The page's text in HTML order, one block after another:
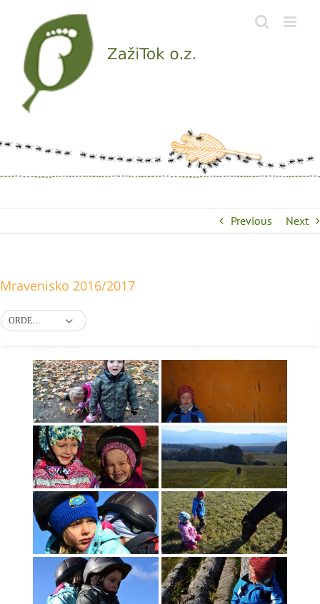
content
Previous Next
Mravenisko 2016/2017
ORDER BY DEFAULT